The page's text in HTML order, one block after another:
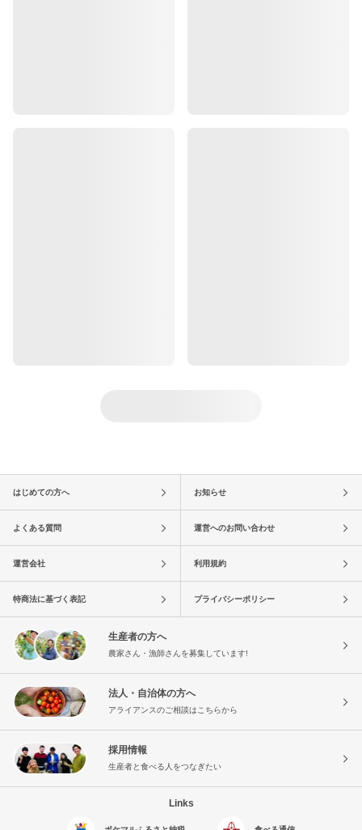
はじめての方へ お知らせ
よくある質問 運営へのお問い合わせ
運営会社 利用規約
特商法に基づく表記 プライバシーポリシー
生産者の方へ
農家さん・漁師さんを募集しています!
法人・自治体の方へ
アライアンスのご相談はこちらから
採用情報
生産者と食べる人をつなぎたい
Links